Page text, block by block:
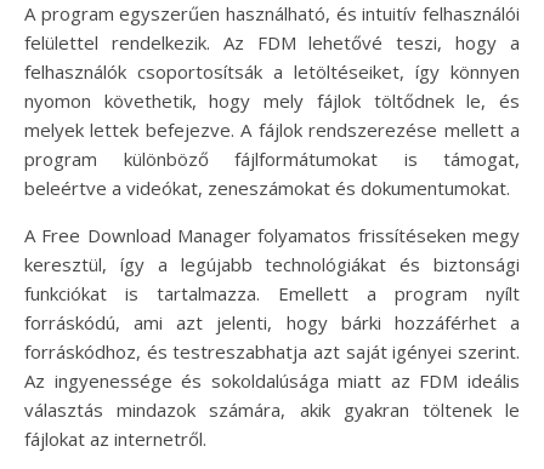
A program egyszerűen használható, és intuitív felhasználói
felülettel rendelkezik. Az FDM lehetővé teszi, hogy a
felhasználók csoportosítsák a letöltéseiket, így könnyen
nyomon követhetik, hogy mely fájlok töltődnek le, és
melyek lettek befejezve. A fájlok rendszerezése mellett a
program különböző fájlformátumokat is támogat,
beleértve a videókat, zeneszámokat és dokumentumokat.
A Free Download Manager folyamatos frissítéseken megy
keresztül, így a legújabb technológiákat és biztonsági
funkciókat is tartalmazza. Emellett a program nyílt
forráskódú, ami azt jelenti, hogy bárki hozzáférhet a
forráskódhoz, és testreszabhatja azt saját igényei szerint.
Az ingyenessége és sokoldalúsága miatt az FDM ideális
választás mindazok számára, akik gyakran töltenek le
fájlokat az internetről.